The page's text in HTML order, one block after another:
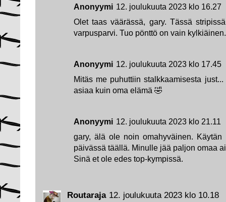
Routaraja 12. joulukuuta 2023 klo 10.18
Anonyymi 12. joulukuuta 2023 klo 16.27
Olet taas väärässä, gary. Tässä
varpusparvi. Tuo pönttö on vain kylkiäinen.
Anonyymi 12. joulukuuta 2023 klo 17.45
Mitäs me puhuttiin stalkkaamisesta
asiaa kuin oma elämä 🤣
Anonyymi 12. joulukuuta 2023 klo 21.11
gary, älä ole noin omahyväinen. Käytän
päivässä täällä. Minulle jää paljon omaa
Sinä et ole edes top-kympissä.